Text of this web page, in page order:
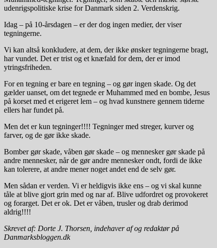
udenrigspolitiske krise for Danmark siden 2. Verdenskrig.
Idag – på 10-årsdagen – er der dog ingen medier, der viser
tegningerne.
Vi kan altså konkludere, at dem, der ikke ønsker tegningerne bragt,
har vundet. Det er trist og et knæfald for dem, der er imod
ytringsfriheden.
For en tegning er bare en tegning – og gør ingen skade. Og det
gælder uanset, om det tegnede er Muhammed med en bombe, Jesus
på korset med et erigeret lem – og hvad kunstnere gennem tiderne
ellers har fundet på.
Men det er kun tegninger!!!! Tegninger med streger, kurver og
farver, og de gør ikke skade.
Bomber gør skade, våben gør skade – og mennesker gør skade på
andre mennesker, når de gør andre mennesker ondt, fordi de ikke
kan tolerere, at andre mener noget andet end de selv gør.
Men sådan er verden. Vi er heldigvis ikke ens – og vi skal kunne
tåle at blive gjort grin med og nar af. Blive udfordret og provokeret
og forarget. Det er ok. Det er våben, trusler og drab derimod
aldrig!!!!
Skrevet af: Dorte J. Thorsen, indehaver af og redaktør på
Danmarksbloggen.dk